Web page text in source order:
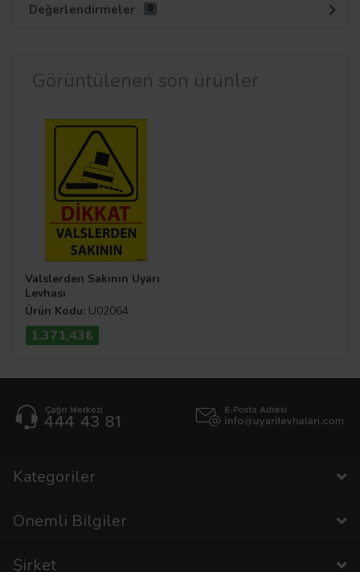
Değerlendirmeler 0
Görüntülenen son ürünler
Valslerden Sakının Uyarı
Levhası
Ürün Kodu: U02064
1.371,43₺
Kategoriler
Önemli Bilgiler
Şirket